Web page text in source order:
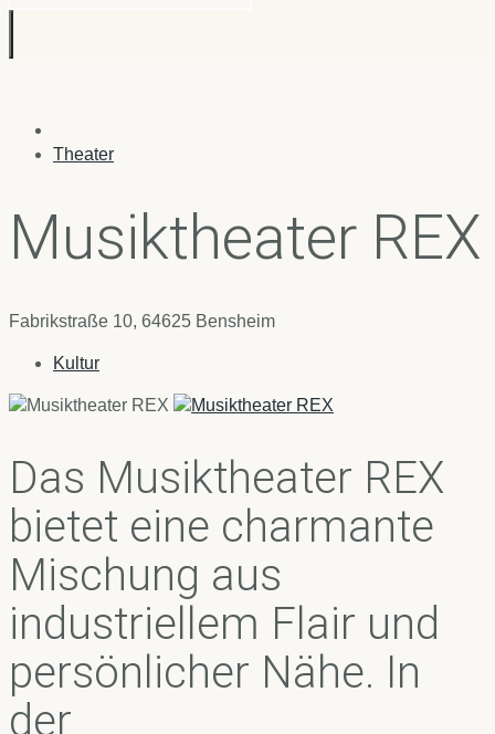
Theater
Musiktheater REX
Fabrikstraße 10, 64625 Bensheim
Kultur
Das Musiktheater REX
bietet eine charmante
Mischung aus
industriellem Flair und
persönlicher Nähe. In
der